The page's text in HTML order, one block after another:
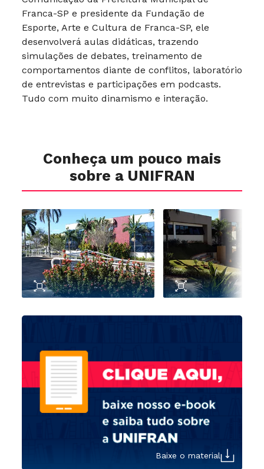
Franca-SP e presidente da Fundação de
Esporte, Arte e Cultura de Franca-SP, ele
desenvolverá aulas didáticas, trazendo
simulações de debates, treinamento de
comportamentos diante de conflitos, laboratório
de entrevistas e participações em podcasts.
Tudo com muito dinamismo e interação.
Conheça um pouco mais
sobre a UNIFRAN
Baixe o material